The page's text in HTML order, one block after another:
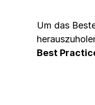
Um das
Best